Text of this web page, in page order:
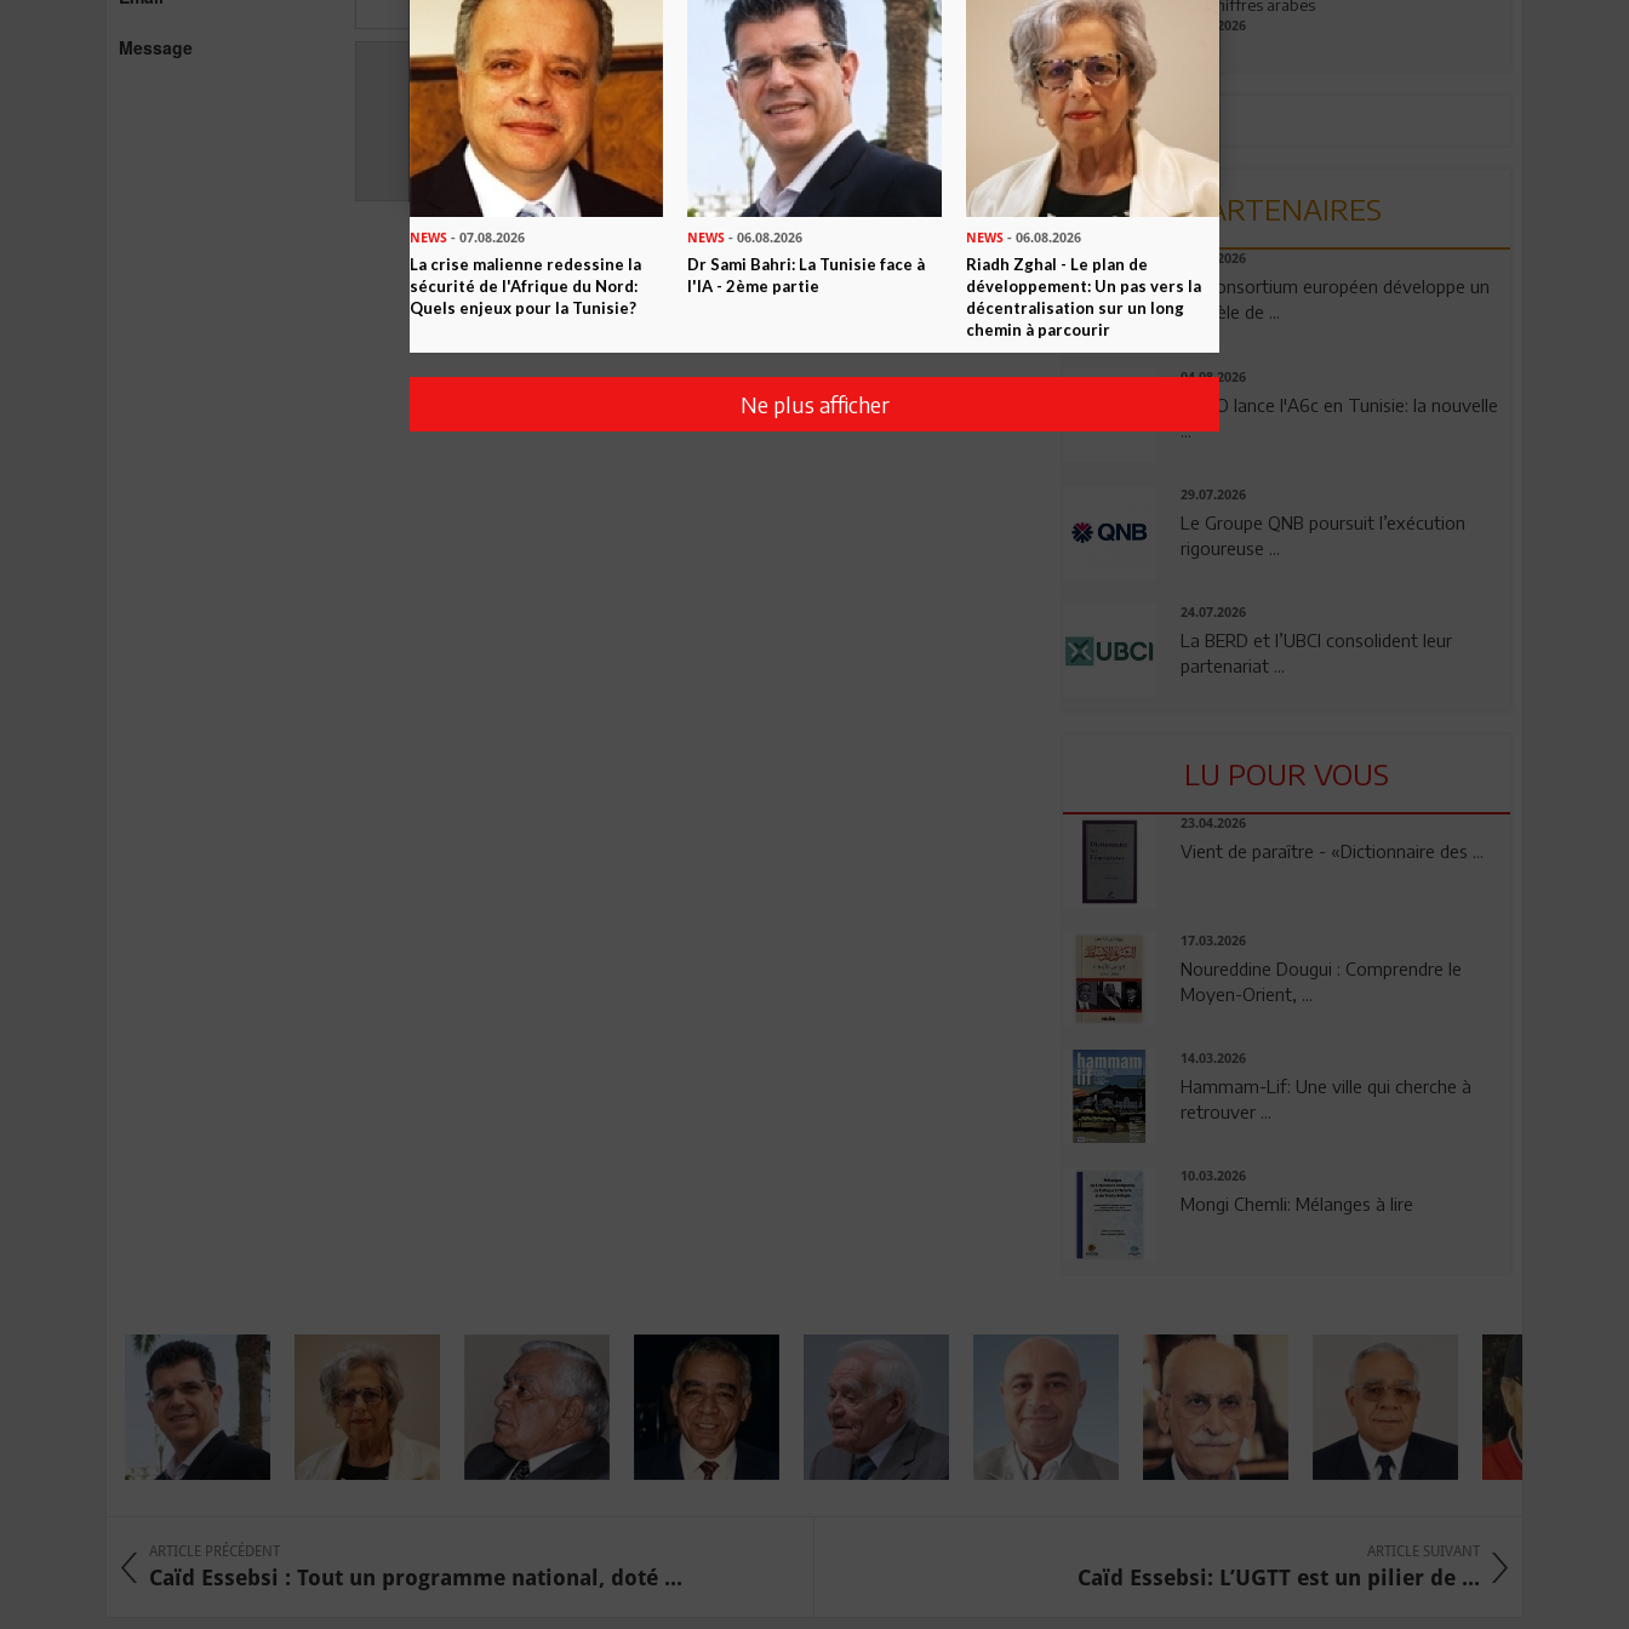
Message
Envoyer
aux chiffres arabes
09.07.2026
PARTENAIRES
06.08.2026
Un consortium européen développe un
modèle de ...
04.08.2026
OPPO lance l'A6c en Tunisie: la nouvelle
...
29.07.2026
Le Groupe QNB poursuit l’exécution
rigoureuse ...
24.07.2026
La BERD et l’UBCI consolident leur
partenariat ...
LU POUR VOUS
23.04.2026
Vient de paraître - «Dictionnaire des ...
17.03.2026
Noureddine Dougui : Comprendre le
Moyen-Orient, ...
14.03.2026
Hammam-Lif: Une ville qui cherche à
retrouver ...
10.03.2026
Mongi Chemli: Mélanges à lire
ARTICLE PRÉCÉDENT
Caïd Essebsi : Tout un programme national, doté ...
ARTICLE SUIVANT
Caïd Essebsi: L’UGTT est un pilier de ...
NEWS - 07.08.2026
La crise malienne redessine la
sécurité de l'Afrique du Nord:
Quels enjeux pour la Tunisie?
NEWS - 06.08.2026
Dr Sami Bahri: La Tunisie face à
l'IA - 2ème partie
NEWS- 06.08.2026
Riadh Zghal - Le plan de
développement: Un pas vers la
décentralisation sur un long
chemin à parcourir
Ne plus afficher